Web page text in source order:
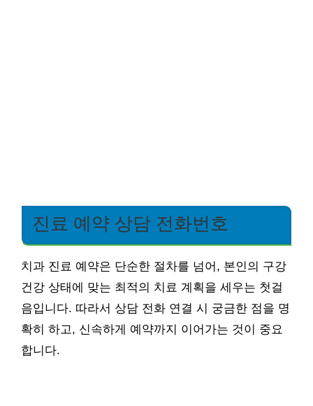
진료 예약 상담 전화번호
치과 진료 예약은 단순한 절차를 넘어, 본인의 구강
건강 상태에 맞는 최적의 치료 계획을 세우는 첫걸
음입니다. 따라서 상담 전화 연결 시 궁금한 점을 명
확히 하고, 신속하게 예약까지 이어가는 것이 중요
합니다.